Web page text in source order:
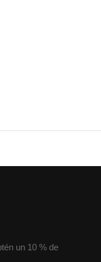
un 10 % de